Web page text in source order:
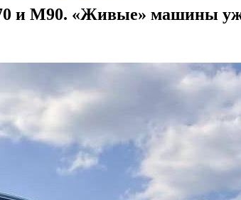
и М90. «Живые» машины